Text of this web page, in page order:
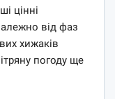
цінні
від фаз
хижаків
погоду ще